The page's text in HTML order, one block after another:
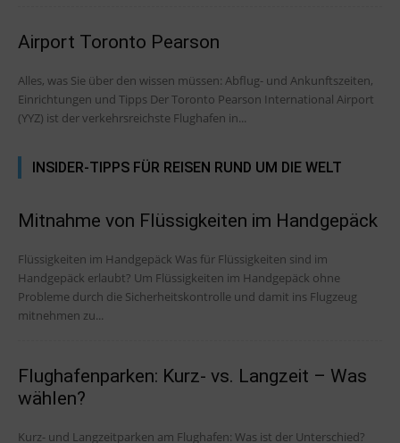
Airport Toronto Pearson
Alles, was Sie über den wissen müssen: Abflug- und Ankunftszeiten,
Einrichtungen und Tipps Der Toronto Pearson International Airport
(YYZ) ist der verkehrsreichste Flughafen in...
INSIDER-TIPPS FÜR REISEN RUND UM DIE WELT
Mitnahme von Flüssigkeiten im Handgepäck
Flüssigkeiten im Handgepäck Was für Flüssigkeiten sind im
Handgepäck erlaubt? Um Flüssigkeiten im Handgepäck ohne
Probleme durch die Sicherheitskontrolle und damit ins Flugzeug
mitnehmen zu...
Flughafenparken: Kurz- vs. Langzeit – Was
wählen?
Kurz- und Langzeitparken am Flughafen: Was ist der Unterschied?